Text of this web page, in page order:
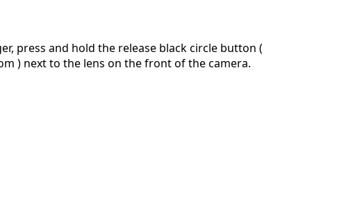
press and hold the release black circle button (
) next to the lens on the front of the camera.